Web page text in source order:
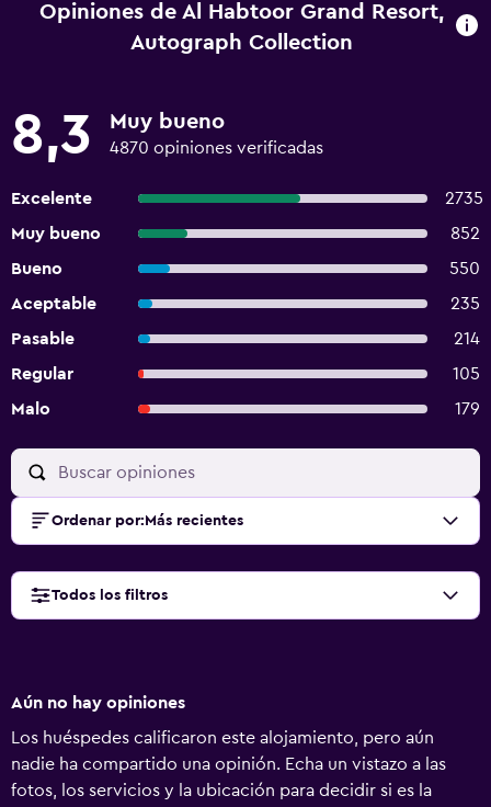
Opiniones de Al Habtoor Grand Resort,
Autograph Collection
8,3 Muy bueno
4870 opiniones verificadas
Excelente
2735
Muy bueno
852
Bueno
550
Aceptable
235
Pasable
214
Regular
105
Malo
179
Ordenar por: Más recientes
Todos los filtros
Aún no hay opiniones
Los huéspedes calificaron este alojamiento, pero aún
nadie ha compartido una opinión. Echa un vistazo a las
fotos, los servicios y la ubicación para decidir si es la